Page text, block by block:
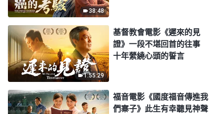
38:48
1:55:29
基督教會電影《遲來的見
證》一段不堪回首的往事
十年縈繞心頭的誓言
福音電影《國度福音傳進我
們寨子》此生有幸聽見神聲